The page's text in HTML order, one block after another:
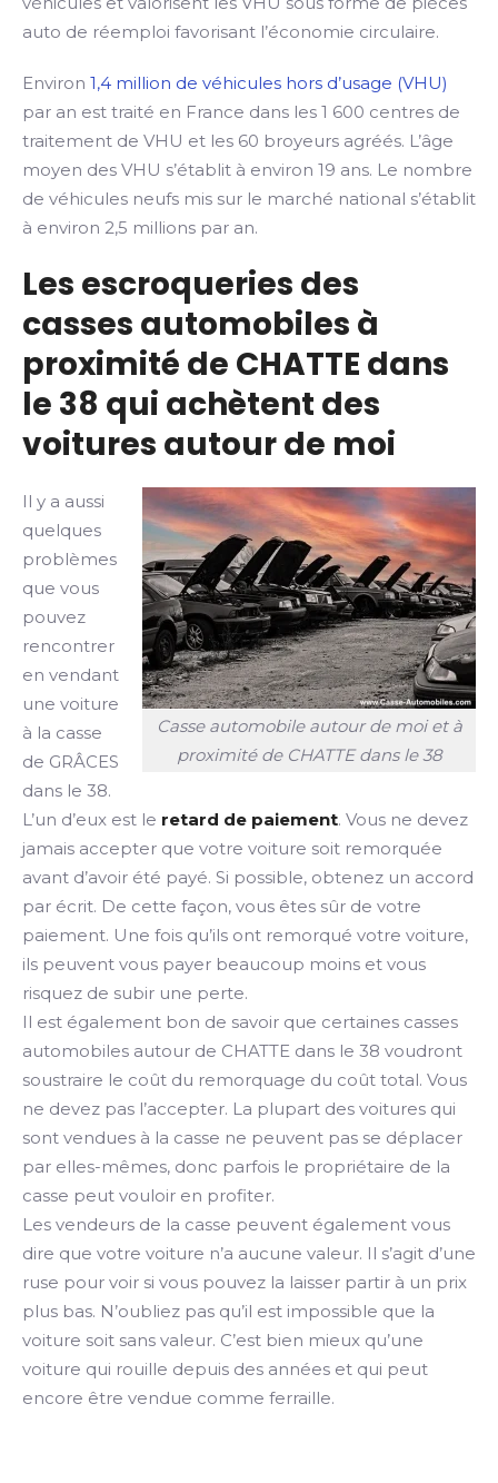
auto de réemploi favorisant l’économie circulaire.
Environ 1,4 million de véhicules hors d’usage (VHU)
par an est traité en France dans les 1 600 centres de
traitement de VHU et les 60 broyeurs agréés. L’âge
moyen des VHU s’établit à environ 19 ans. Le nombre
de véhicules neufs mis sur le marché national s’établit
à environ 2,5 millions par an.
Les escroqueries des
casses automobiles à
proximité de CHATTE dans
le 38 qui achètent des
voitures autour de moi
Casse automobile autour de moi et à
proximité de CHATTE dans le 38
Il y a aussi
quelques
problèmes
que vous
pouvez
rencontrer
en vendant
une voiture
à la casse
de GRÂCES
dans le 38.
L’un d’eux est le retard de paiement. Vous ne devez
jamais accepter que votre voiture soit remorquée
avant d’avoir été payé. Si possible, obtenez un accord
par écrit. De cette façon, vous êtes sûr de votre
paiement. Une fois qu’ils ont remorqué votre voiture,
ils peuvent vous payer beaucoup moins et vous
risquez de subir une perte.
Il est également bon de savoir que certaines casses
automobiles autour de CHATTE dans le 38 voudront
soustraire le coût du remorquage du coût total. Vous
ne devez pas l’accepter. La plupart des voitures qui
sont vendues à la casse ne peuvent pas se déplacer
par elles-mêmes, donc parfois le propriétaire de la
casse peut vouloir en profiter.
Les vendeurs de la casse peuvent également vous
dire que votre voiture n’a aucune valeur. Il s’agit d’une
ruse pour voir si vous pouvez la laisser partir à un prix
plus bas. N’oubliez pas qu’il est impossible que la
voiture soit sans valeur. C’est bien mieux qu’une
voiture qui rouille depuis des années et qui peut
encore être vendue comme ferraille.